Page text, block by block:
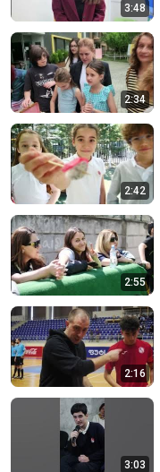
3:48
2:34
2:42
2:55
2:16
3:03